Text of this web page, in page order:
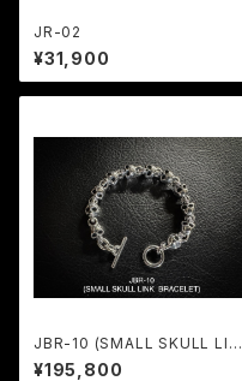
JR-02
¥31,900
JBR-10 (SMALL SKULL LIN
K BRACELET)
¥195,800